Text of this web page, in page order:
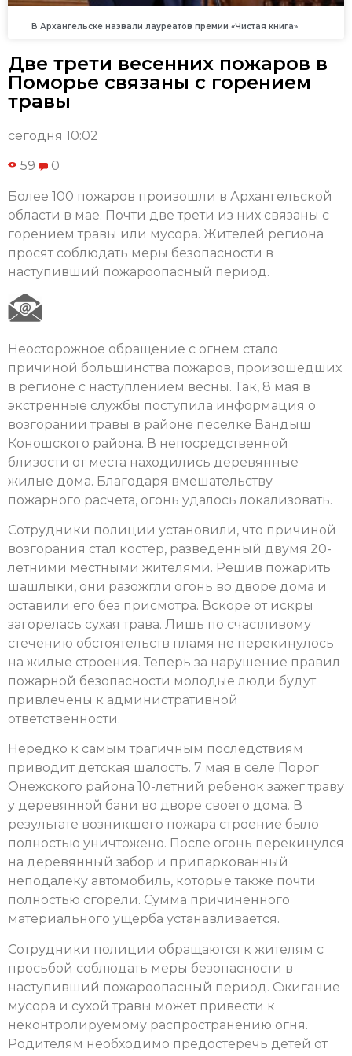
В Архангельске назвали лауреатов премии «Чистая книга»
Две трети весенних пожаров в
Поморье связаны с горением
травы
сегодня 10:02
59 0
Более 100 пожаров произошли в Архангельской
области в мае. Почти две трети из них связаны с
горением травы или мусора. Жителей региона
просят соблюдать меры безопасности в
наступивший пожароопасный период.
Неосторожное обращение с огнем стало
причиной большинства пожаров, произошедших
в регионе с наступлением весны. Так, 8 мая в
экстренные службы поступила информация о
возгорании травы в районе песелке Вандыш
Коношского района. В непосредственной
близости от места находились деревянные
жилые дома. Благодаря вмешательству
пожарного расчета, огонь удалось локализовать.
Сотрудники полиции установили, что причиной
возгорания стал костер, разведенный двумя 20-
летними местными жителями. Решив пожарить
шашлыки, они разожгли огонь во дворе дома и
оставили его без присмотра. Вскоре от искры
загорелась сухая трава. Лишь по счастливому
стечению обстоятельств пламя не перекинулось
на жилые строения. Теперь за нарушение правил
пожарной безопасности молодые люди будут
привлечены к административной
ответственности.
Нередко к самым трагичным последствиям
приводит детская шалость. 7 мая в селе Порог
Онежского района 10-летний ребенок зажег траву
у деревянной бани во дворе своего дома. В
результате возникшего пожара строение было
полностью уничтожено. После огонь перекинулся
на деревянный забор и припаркованный
неподалеку автомобиль, которые также почти
полностью сгорели. Сумма причиненного
материального ущерба устанавливается.
Сотрудники полиции обращаются к жителям с
просьбой соблюдать меры безопасности в
наступивший пожароопасный период. Сжигание
мусора и сухой травы может привести к
неконтролируемому распространению огня.
Родителям необходимо предостеречь детей от